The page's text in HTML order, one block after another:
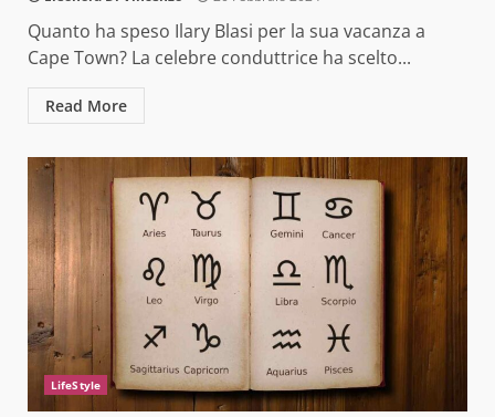
Quanto ha speso Ilary Blasi per la sua vacanza a
Cape Town? La celebre conduttrice ha scelto...
Read More
LifeStyle